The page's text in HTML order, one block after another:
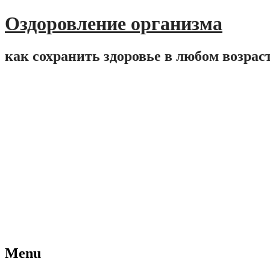
Оздоровление организма
как сохранить здоровье в любом
Menu